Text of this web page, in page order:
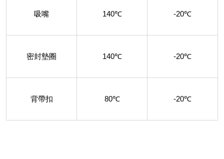
吸嘴 140℃ -20℃
密封墊圈 140℃ -20℃
背帶扣 80℃ -20℃